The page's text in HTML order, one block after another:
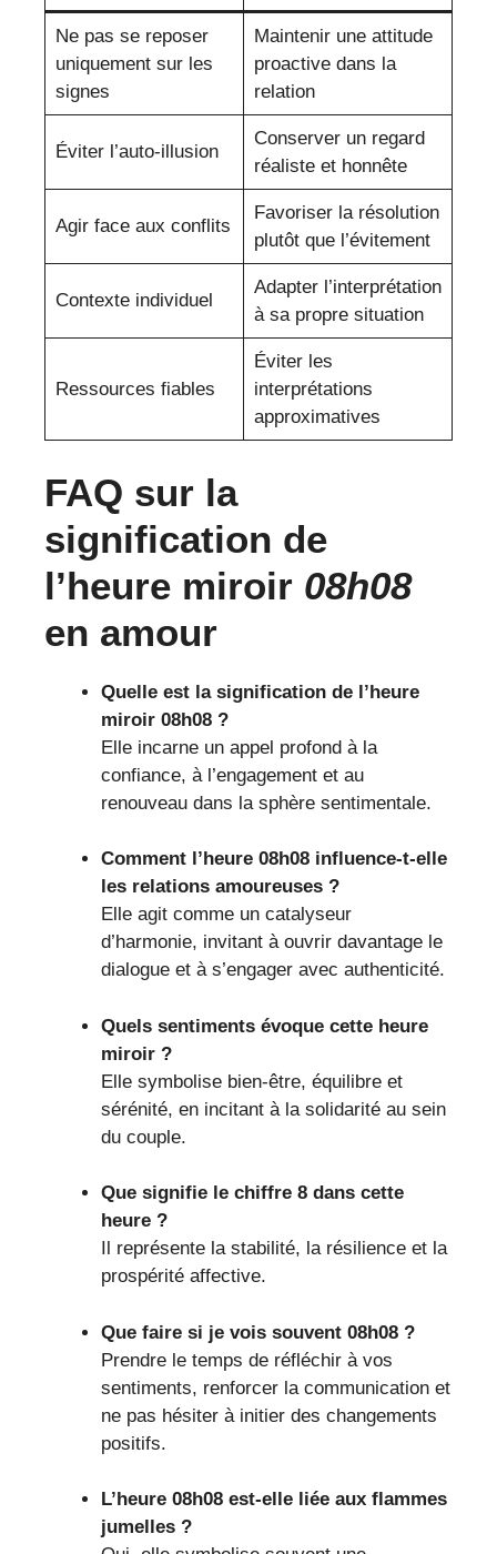
Ne pas se reposer
uniquement sur les
signes
Maintenir une attitude
proactive dans la
relation
Éviter l’auto-illusion
Conserver un regard
réaliste et honnête
Agir face aux conflits
Favoriser la résolution
plutôt que l’évitement
Contexte individuel
Adapter l’interprétation
à sa propre situation
Ressources fiables
Éviter les
interprétations
approximatives
FAQ sur la
signification de
l’heure miroir 08h08
en amour
Quelle est la signification de l’heure
miroir 08h08 ?
Elle incarne un appel profond à la
confiance, à l’engagement et au
renouveau dans la sphère sentimentale.
Comment l’heure 08h08 influence-t-elle
les relations amoureuses ?
Elle agit comme un catalyseur
d’harmonie, invitant à ouvrir davantage le
dialogue et à s’engager avec authenticité.
Quels sentiments évoque cette heure
miroir ?
Elle symbolise bien-être, équilibre et
sérénité, en incitant à la solidarité au sein
du couple.
Que signifie le chiffre 8 dans cette
heure ?
Il représente la stabilité, la résilience et la
prospérité affective.
Que faire si je vois souvent 08h08 ?
Prendre le temps de réfléchir à vos
sentiments, renforcer la communication et
ne pas hésiter à initier des changements
positifs.
L’heure 08h08 est-elle liée aux flammes
jumelles ?